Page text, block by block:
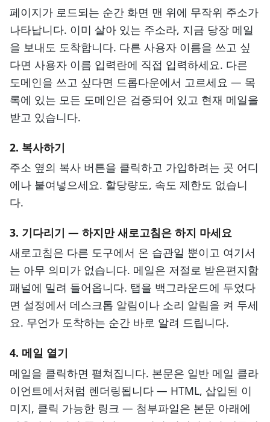
페이지가 로드되는 순간 화면 맨 위에 무작위 주소가
나타납니다. 이미 살아 있는 주소라, 지금 당장 메일
을 보내도 도착합니다. 다른 사용자 이름을 쓰고 싶
다면 사용자 이름 입력란에 직접 입력하세요. 다른
도메인을 쓰고 싶다면 드롭다운에서 고르세요 — 목
록에 있는 모든 도메인은 검증되어 있고 현재 메일을
받고 있습니다.
2. 복사하기
주소 옆의 복사 버튼을 클릭하고 가입하려는 곳 어디
에나 붙여넣으세요. 할당량도, 속도 제한도 없습니
다.
3. 기다리기 — 하지만 새로고침은 하지 마세요
새로고침은 다른 도구에서 온 습관일 뿐이고 여기서
는 아무 의미가 없습니다. 메일은 저절로 받은편지함
패널에 밀려 들어옵니다. 탭을 백그라운드에 두었다
면 설정에서 데스크톱 알림이나 소리 알림을 켜 두세
요. 무언가 도착하는 순간 바로 알려 드립니다.
4. 메일 열기
메일을 클릭하면 펼쳐집니다. 본문은 일반 메일 클라
이언트에서처럼 렌더링됩니다 — HTML, 삽입된 이
미지, 클릭 가능한 링크 — 첨부파일은 본문 아래에